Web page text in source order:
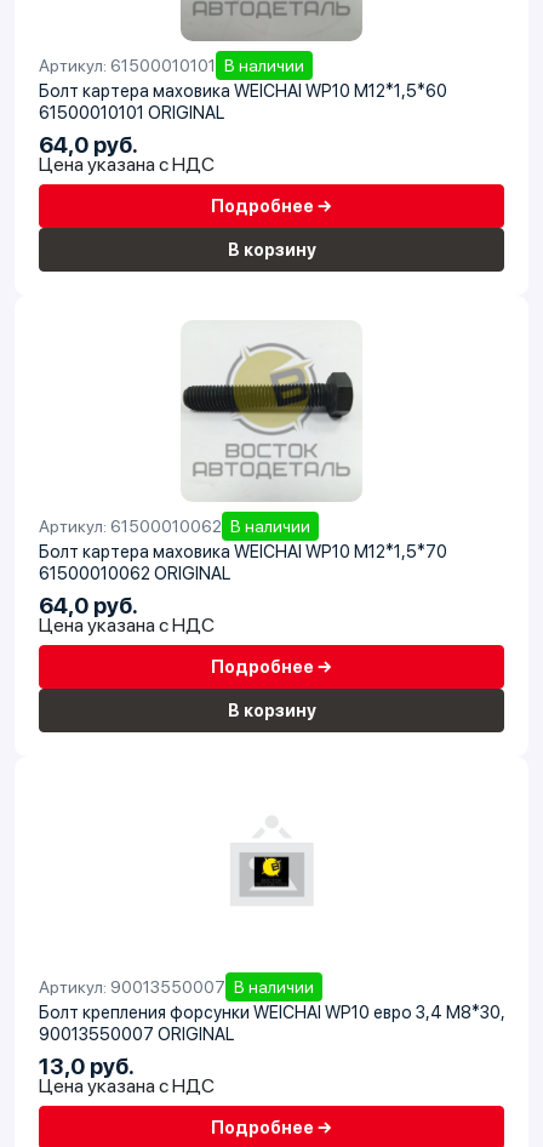
Артикул: 61500010101 В наличии
Болт картера маховика WEICHAI WP10 М12*1,5*60
61500010101 ORIGINAL
64,0 руб.
Цена указана с НДС
Подробнее →
В корзину
Артикул: 61500010062 В наличии
Болт картера маховика WEICHAI WP10 М12*1,5*70
61500010062 ORIGINAL
64,0 руб.
Цена указана с НДС
Подробнее →
В корзину
Артикул: 90013550007 В наличии
Болт крепления форсунки WEICHAI WP10 евро 3,4 M8*30,
90013550007 ORIGINAL
13,0 руб.
Цена указана с НДС
Подробнее →